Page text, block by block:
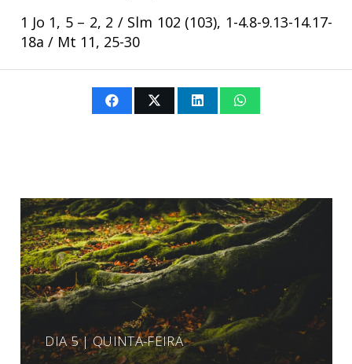
1 Jo 1, 5 – 2, 2 / Slm 102 (103), 1-4.8-9.13-14.17-
18a / Mt 11, 25-30
DIA 5 | QUINTA-FEIRA